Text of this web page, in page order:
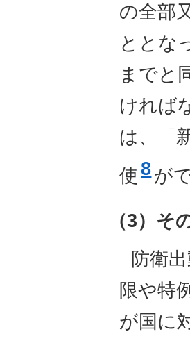
の全部
ととな
までと
ければ
は、「
使 8が
（3）そ
防衛
限や特
が国に